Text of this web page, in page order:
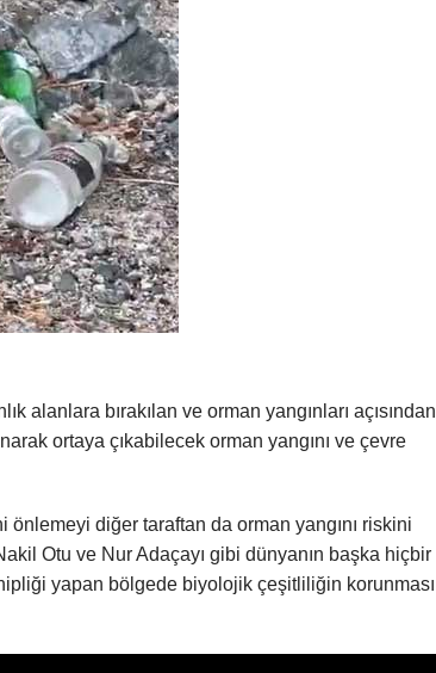
alanlara bırakılan ve orman yangınları açısından
ortaya çıkabilecek orman yangını ve çevre
diğer taraftan da orman yangını riskini
Otu ve Nur Adaçayı gibi dünyanın başka hiçbir
yapan bölgede biyolojik çeşitliliğin korunması